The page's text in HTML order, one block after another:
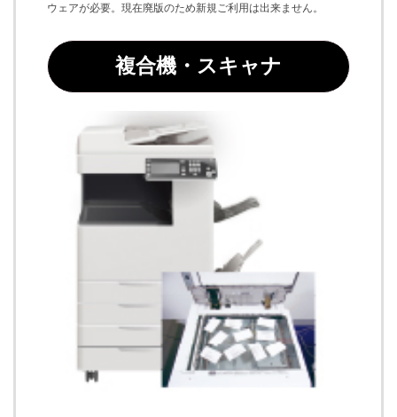
ウェアが必要。現在廃版のため新規ご利用は出来ません。
複合機・スキャナ